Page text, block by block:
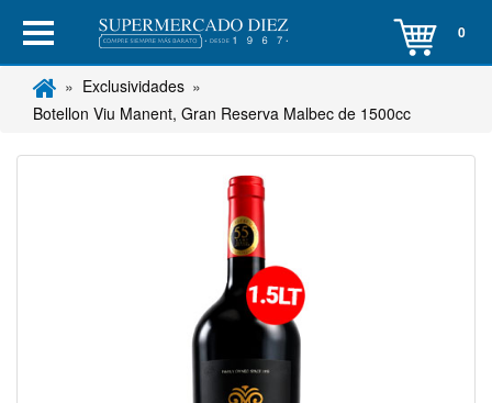
0
Exclusividades
Botellon Viu Manent, Gran Reserva Malbec de 1500cc